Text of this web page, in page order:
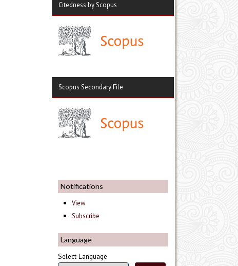
Citedness by Scopus
Scopus Secondary File
Notifications
View
Subscribe
Language
Select Language